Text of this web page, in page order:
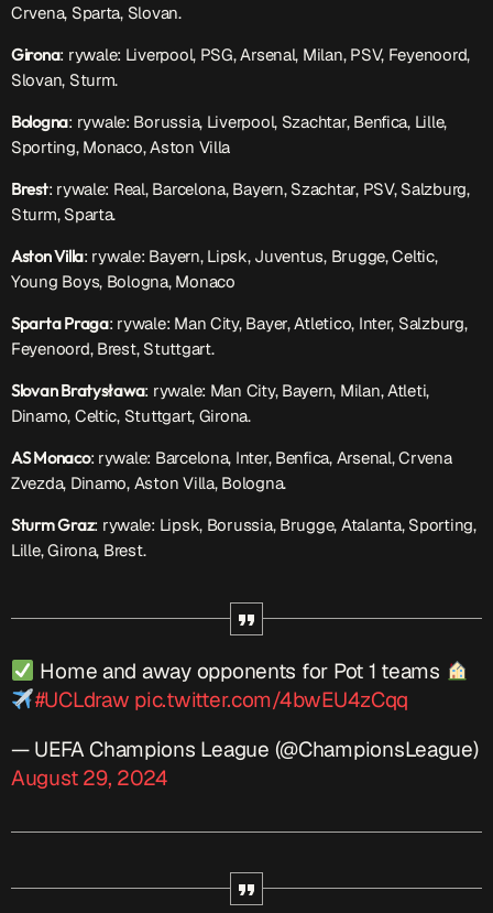
Crvena, Sparta, Slovan.
Girona: rywale: Liverpool, PSG, Arsenal, Milan, PSV, Feyenoord,
Slovan, Sturm.
Bologna: rywale: Borussia, Liverpool, Szachtar, Benfica, Lille,
Sporting, Monaco, Aston Villa
Brest: rywale: Real, Barcelona, Bayern, Szachtar, PSV, Salzburg,
Sturm, Sparta.
Aston Villa: rywale: Bayern, Lipsk, Juventus, Brugge, Celtic,
Young Boys, Bologna, Monaco
Sparta Praga: rywale: Man City, Bayer, Atletico, Inter, Salzburg,
Feyenoord, Brest, Stuttgart.
Slovan Bratysława: rywale: Man City, Bayern, Milan, Atleti,
Dinamo, Celtic, Stuttgart, Girona.
AS Monaco: rywale: Barcelona, Inter, Benfica, Arsenal, Crvena
Zvezda, Dinamo, Aston Villa, Bologna.
Sturm Graz: rywale: Lipsk, Borussia, Brugge, Atalanta, Sporting,
Lille, Girona, Brest.
Home and away opponents for Pot 1 teams
#UCLdraw pic.twitter.com/4bwEU4zCqq
— UEFA Champions League (@ChampionsLeague)
August 29, 2024